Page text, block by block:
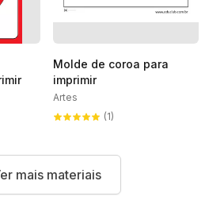
Molde de coroa para
imprimir
Artes
(1)
mais materiais